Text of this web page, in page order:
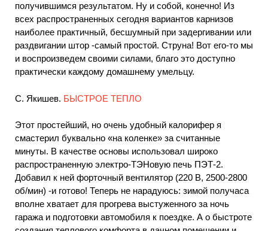
получившимся результатом. Ну и собой, конечно! Из
всех распространенных сегодня вариантов карнизов
наиболее практичный, бесшумный при задергивании или
раздвигании штор -самый простой. Струна! Вот его-то мы
и воспроизведем своими силами, благо это доступно
практически каждому домашнему умельцу.
С. Якишев. БЫСТРОЕ ТЕПЛО
Этот простейший, но очень удобный калорифер я
смастерил буквально «на коленке» за считанные
минуты. В качестве основы использовал широко
распространенную электро-ТЭНовую печь ПЭТ-2.
Добавил к ней форточный вентилятор (220 В, 2500-2800
об/мин) -и готово! Теперь не нарадуюсь: зимой получаса
вполне хватает для прогрева выстуженного за ночь
гаража и подготовки автомобиля к поездке. А о быстроте